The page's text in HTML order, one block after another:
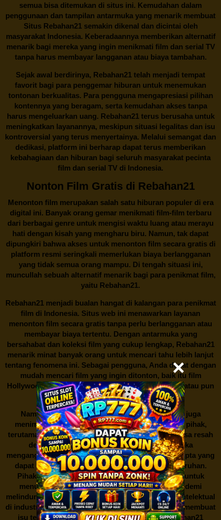
semua bisa ditemukan di situs ini. Kemudahan dalam
penggunaan dan tampilan antarmuka yang menarik membuat
Situs Rebahan21semakin dikenal dan dicintai oleh
masyarakat Indonesia. Keberadaannya memberikan alternatif
menarik bagi mereka yang ingin menikmati film dan serial TV
tanpa harus membayar langganan atau biaya tambahan.
Sejak awal berdirinya, Rebahan21 telah menjadi tempat
favorit bagi para penggemar hiburan untuk menemukan
tontonan berkualitas. Para pengguna mengapresiasi pilihan
kontennya yang beragam, serta kemudahan akses tanpa
harus mengeluarkan uang. Rebahan21terus berusaha untuk
meningkatkan layanannya, meskipun situasi legalitas dan isu
kontroversial yang terus menyertainya. Melalui semangat dan
dedikasi, platform ini berharap dapat terus memberikan
kebahagiaan dan hiburan bagi seluruh masyarakat pecinta
film dan serial TV di Indonesia.
Nonton Film Gratis di Rebahan21
Menonton film merupakan salah satu hiburan populer di era
digital ini. Banyak orang gemar menikmati film-film terbaru
dari berbagai genre untuk mengisi waktu luang atau merayu
hati dengan kisah yang mengharu biru. Namun, tak dapat
dipungkiri bahwa akses untuk menonton film secara gratis di
platform resmi seringkali memerlukan biaya berlangganan
yang tidak semua orang mampu. Di tengah situasi ini,
muncullah sebuah alternatif menarik bagi para penikmat film,
yaitu Rebahan21.
Rebahan21menjadi bualan hangat di kalangan para penikmat
film di Indonesia. Situs web ini menawarkan layanan
menonton film secara gratis tanpa perlu berlangganan atau
membayar biaya tertentu. Dengan antarmuka yang
bersahabat dan koleksi film yang cukup lengkap, Rebahan21
menarik minat banyak orang untuk mencari tahu lebih lanjut
tentang fenomena ini. Sebagai pengguna, Anda dapat dengan
mudah mencari film yang ingin ditonton, baik itu film
Hollywood terbaru, drama Korea yang sedang hits, atau pun
produksi film lokal dengan kualitas terbaik.
Namun, seperti halnya cerita manis,Rebahan21juga
menimbulkan kontroversi di industri film. Banyak pihak,
terutama produsen film dan pemilik hak cipta, merasa resah
dengan maraknya situs-situs seperti ini. Mereka
menganggapnya sebagai bentuk pelanggaran hak cipta yang
dapat merugikan industri perfilman secara keseluruhan.
Pihak berwenang pun turut terlibat dalam upaya untuk
menutup situs-situs ilegal semacam Rebahan21 demi
melindungi keberlangsungan bisnis dan kekayaan intelektual
di industri hiburan. Konflik kepentingan inilah yang membuat
isu tentang menonton film secara gratis diRebahan21